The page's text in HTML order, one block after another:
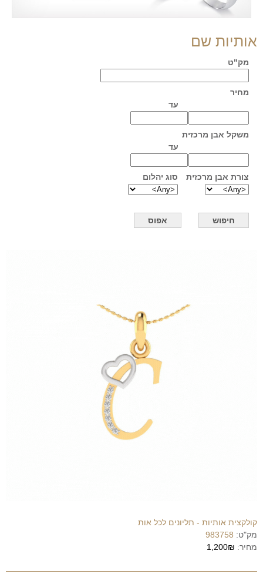
אותיות שם
מק"ט
מחיר
עד
משקל אבן מרכזית
עד
צורת אבן מרכזית סוג יהלום
קולקצית אותיות - תליונים לכל אות
מק"ט: 983758
מחיר: 1,200₪